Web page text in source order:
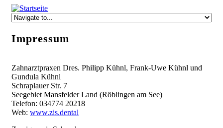
Skip to navigation
Direkt zum Inhalt
Impressum
Zahnarztpraxen Dres. Philipp Kühnl, Frank-Uwe Kühnl und
Gundula Kühnl
Schraplauer Str. 7
Seegebiet Mansfelder Land (Röblingen am See)
Telefon: 034774 20218
Web: www.zis.dental